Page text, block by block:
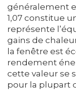
généralement
1,07 constitue
représente
gains de
la fenêtre est
rendement
cette valeur se
pour la plupart